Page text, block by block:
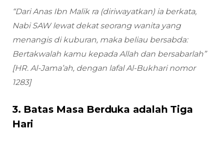
“Dari Anas Ibn Malik ra (diriwayatkan) ia berkata,
Nabi SAW lewat dekat seorang wanita yang
menangis di kuburan, maka beliau bersabda:
Bertakwalah kamu kepada Allah dan bersabarlah”
[HR. Al-Jama’ah, dengan lafal Al-Bukhari nomor
1283]
3. Batas Masa Berduka adalah Tiga
Hari